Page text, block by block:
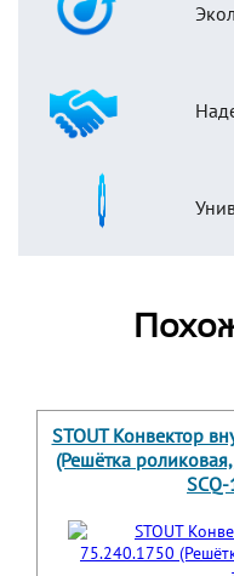
STOUT Конвектор
(Решётка